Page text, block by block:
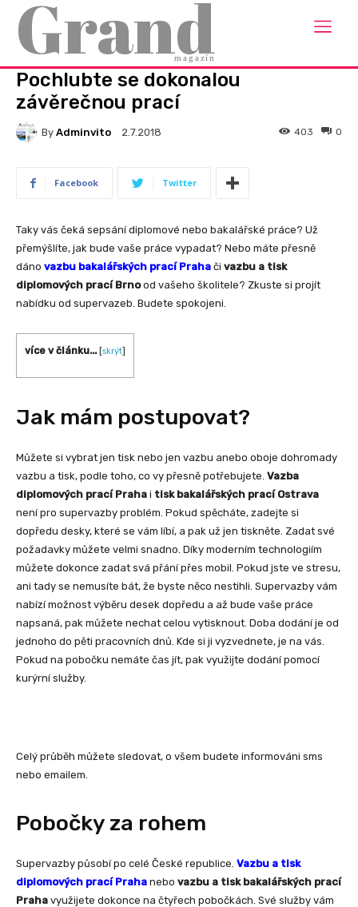
Grand
magazín
Domů Rady a návody
RADY A NÁVODY
Pochlubte se dokonalou
závěrečnou prací
By Adminvito 2.7.2018 0
403
Facebook Twitter
Taky vás čeká sepsání diplomové nebo bakalářské práce? Už
přemýšlíte, jak bude vaše práce vypadat? Nebo máte přesně
dáno vazbu bakalářských prací Praha či vazbu a tisk
diplomových prací Brnood vašeho školitele? Zkuste si projít
nabídku od supervazeb. Budete spokojeni.
více v článku... [skrýt]
Jak mám postupovat?
Můžete si vybrat jen tisk nebo jen vazbu anebo oboje dohromady
vazbu a tisk, podle toho, co vy přesně potřebujete. Vazba
diplomových prací Praha i tisk bakalářských prací Ostrava
není pro supervazby problém. Pokud spěcháte, zadejte si
dopředu desky, které se vám líbí, a pak už jen tiskněte. Zadat své
požadavky můžete velmi snadno. Díky moderním technologiím
můžete dokonce zadat svá přání přes mobil. Pokud jste ve stresu,
ani tady se nemusíte bát, že byste něco nestihli. Supervazby vám
nabízí možnost výběru desek dopředu a až bude vaše práce
napsaná, pak můžete nechat celou vytisknout. Doba dodání je od
jednoho do pěti pracovních dnů. Kde si ji vyzvednete, je na vás.
Pokud na pobočku nemáte čas jít, pak využijte dodání pomocí
kurýrní služby.
Celý průběh můžete sledovat, o všem budete informováni sms
nebo emailem.
Pobočky za rohem
Supervazby působí po celé České republice. Vazbu a tisk
diplomových prací Praha nebo vazbu a tisk bakalářských prací
Praha využijete dokonce na čtyřech pobočkách. Své služby vám